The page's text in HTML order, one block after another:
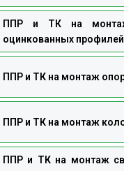
ППР и ТК на монтаж
оцинкованных профилей
ППР и ТК на монтаж
ППР и ТК на монтаж
ППР и ТК на монтаж